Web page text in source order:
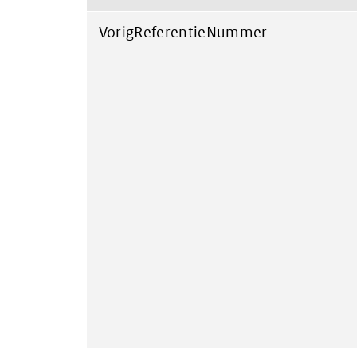
VorigReferentieNummer